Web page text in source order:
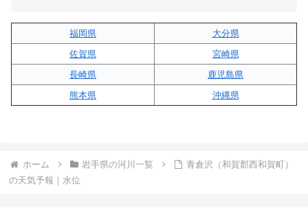
福岡県
大分県
佐賀県
宮崎県
長崎県
鹿児島県
熊本県
沖縄県
ホーム 岩手県の河川一覧
青倉沢（和賀郡西和賀町）
の天気予報｜水位